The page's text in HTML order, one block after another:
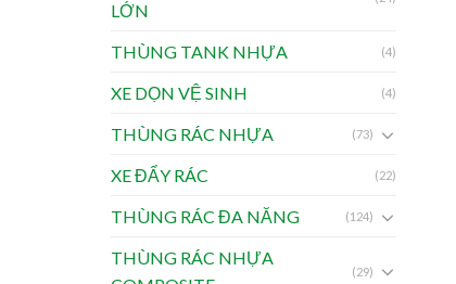
LỚN
THÙNG TANK NHỰA (4)
XE DỌN VỆ SINH (4)
THÙNG RÁC NHỰA (73)
XE ĐẨY RÁC (22)
THÙNG RÁC ĐA NĂNG (124)
THÙNG RÁC NHỰA
(29)